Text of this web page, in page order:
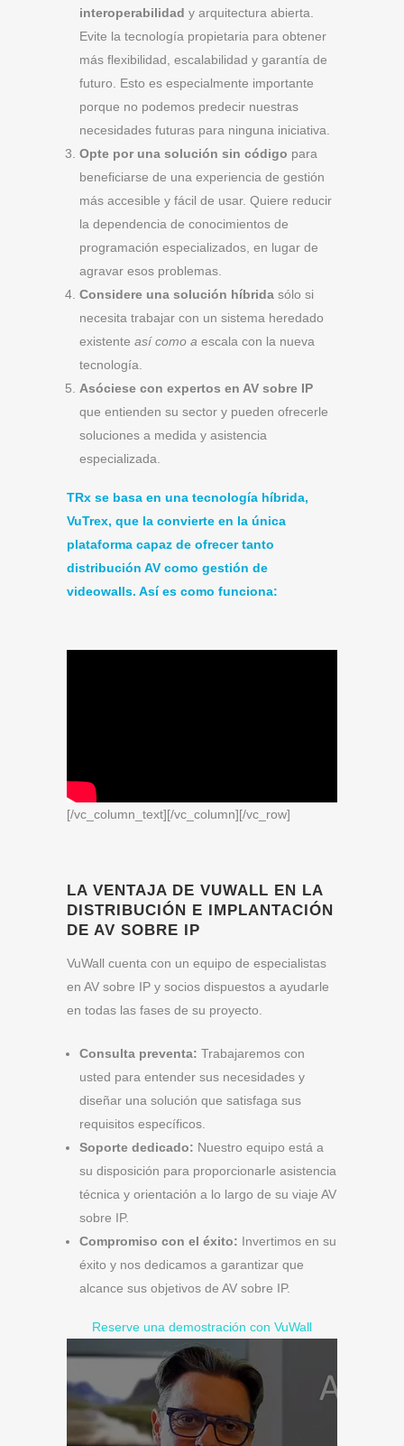
interoperabilidad y arquitectura abierta.
Evite la tecnología propietaria para obtener
más flexibilidad, escalabilidad y garantía de
futuro. Esto es especialmente importante
porque no podemos predecir nuestras
necesidades futuras para ninguna iniciativa.
Opte por una solución sin código para
beneficiarse de una experiencia de gestión
más accesible y fácil de usar. Quiere reducir
la dependencia de conocimientos de
programación especializados, en lugar de
agravar esos problemas.
Considere una solución híbrida sólo si
necesita trabajar con un sistema heredado
existente así como a escala con la nueva
tecnología.
Asóciese con expertos en AV sobre IP
que entienden su sector y pueden ofrecerle
soluciones a medida y asistencia
especializada.
TRx se basa en una tecnología híbrida,
VuTrex, que la convierte en la única
plataforma capaz de ofrecer tanto
distribución AV como gestión de
videowalls. Así es como funciona:
[/vc_column_text][/vc_column][/vc_row]
LA VENTAJA DE VUWALL EN LA
DISTRIBUCIÓN E IMPLANTACIÓN
DE AV SOBRE IP
VuWall cuenta con un equipo de especialistas
en AV sobre IP y socios dispuestos a ayudarle
en todas las fases de su proyecto.
Consulta preventa: Trabajaremos con
usted para entender sus necesidades y
diseñar una solución que satisfaga sus
requisitos específicos.
Soporte dedicado: Nuestro equipo está a
su disposición para proporcionarle asistencia
técnica y orientación a lo largo de su viaje AV
sobre IP.
Compromiso con el éxito: Invertimos en su
éxito y nos dedicamos a garantizar que
alcance sus objetivos de AV sobre IP.
Reserve una demostración con VuWall